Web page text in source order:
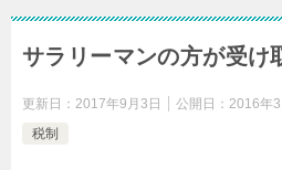
サラリーマンの方が受け
更新日： 2017年9月3日 公開日： 2016年3
税制